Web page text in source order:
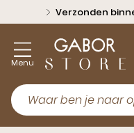
Verzonden
Menu